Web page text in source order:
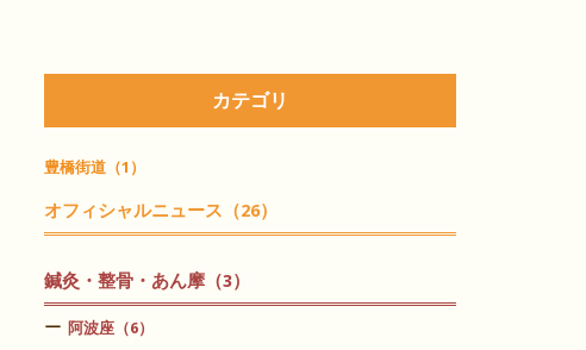
カテゴリ
豊橋街道（1）
オフィシャルニュース（26）
鍼灸・整骨・あん摩（3）
阿波座（6）